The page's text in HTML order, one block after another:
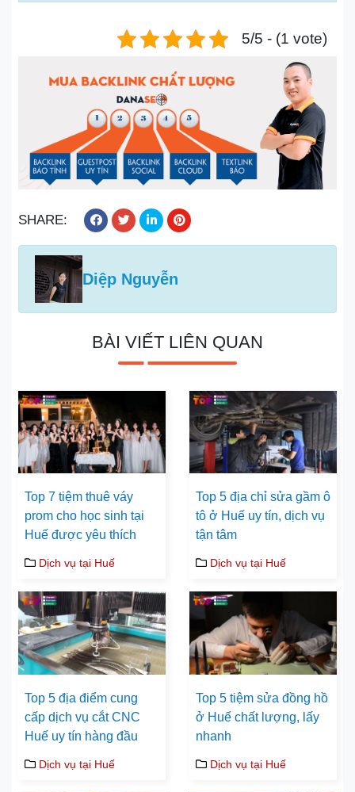
5/5 - (1 vote)
SHARE:
Diệp Nguyễn
BÀI VIẾT LIÊN QUAN
Top 7 tiệm thuê váy
prom cho học sinh tại
Huế được yêu thích
Dịch vụ tại Huế
Top 5 địa chỉ sửa gầm ô
tô ở Huế uy tín, dịch vụ
tận tâm
Dịch vụ tại Huế
Top 5 địa điểm cung
cấp dịch vụ cắt CNC
Huế uy tín hàng đầu
Dịch vụ tại Huế
Top 5 tiệm sửa đồng hồ
ở Huế chất lượng, lấy
nhanh
Dịch vụ tại Huế